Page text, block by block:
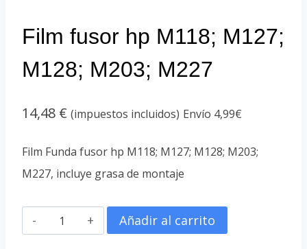
Film fusor hp M118; M127;
M128; M203; M227
14,48 € (impuestos incluidos) Envío 4,99€
Film Funda fusor hp M118; M127; M128; M203;
M227, incluye grasa de montaje
Film
fusor
Añadir al carrito